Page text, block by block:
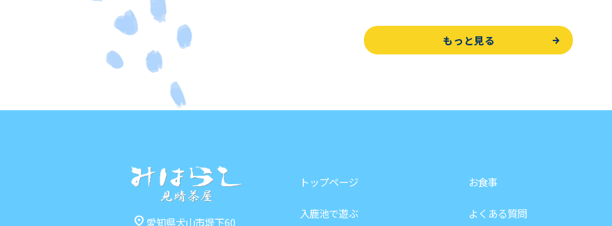
もっと見る
pin_drop 愛知県犬山市堤下60
トップページ
入鹿池で遊ぶ
お食事
よくある質問